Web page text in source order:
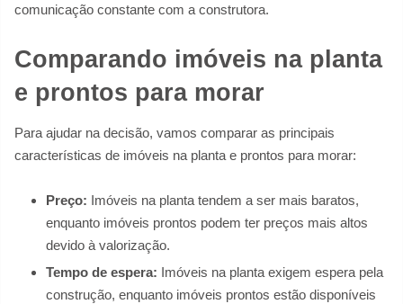
comunicação constante com a construtora.
Comparando imóveis na planta
e prontos para morar
Para ajudar na decisão, vamos comparar as principais
características de imóveis na planta e prontos para morar:
Preço: Imóveis na planta tendem a ser mais baratos,
enquanto imóveis prontos podem ter preços mais altos
devido à valorização.
Tempo de espera: Imóveis na planta exigem espera pela
construção, enquanto imóveis prontos estão disponíveis